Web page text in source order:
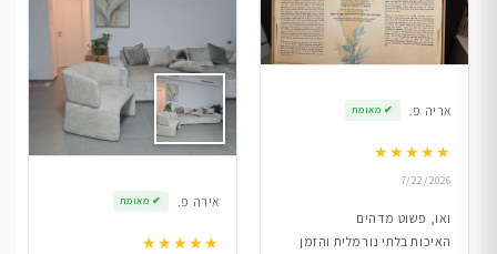
אריה פ. ✔ מאומת
★★★★★
7/22/2026
ואו, פשוט מדהים
האיכות בלתי נורמלית והזמן
אירה פ. ✔ מאומת
★★★★★